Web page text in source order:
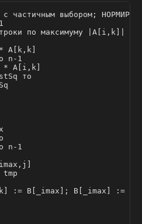
частичным выбором;
по максимуму |A[i,k]|
A[k,k]
n-1
A[i,k]
то
n-1
tmp
:= B[_imax]; B[_imax] :=